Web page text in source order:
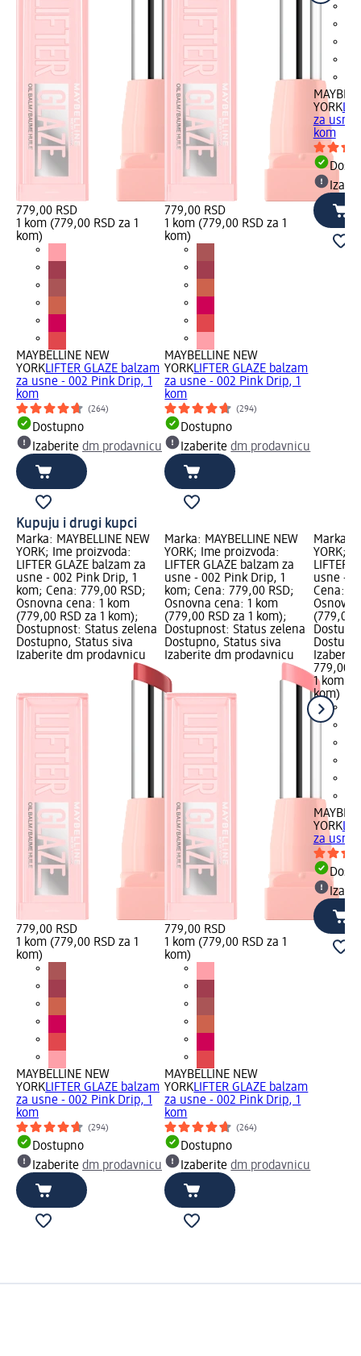
779,00 RSD
1 kom (779,00 RSD za 1
kom)
MAYBELLINE NEW
YORKLIFTER GLAZE balzam
za usne - 002 Pink Drip, 1
kom
(264)
Dostupno
Izaberite dm prodavnicu
779,00 RSD
1 kom (779,00 RSD za 1
kom)
MAYBELLINE NEW
YORKLIFTER GLAZE balzam
za usne - 002 Pink Drip, 1
kom
(294)
Dostupno
Izaberitedm prodavnicu
YORK
za usne
kom
Kupuju i drugi kupci
Marka: MAYBELLINE NEW
YORK; Ime proizvoda:
LIFTER GLAZE balzam za
usne - 002 Pink Drip, 1
kom; Cena: 779,00 RSD;
Osnovna cena: 1 kom
(779,00 RSD za 1 kom);
Dostupnost: Status zelena
Dostupno, Status siva
Izaberite dm prodavnicu
779,00 RSD
1 kom (779,00 RSD za 1
kom)
MAYBELLINE NEW
YORKLIFTER GLAZE balzam
za usne - 002 Pink Drip, 1
kom
(294)
Dostupno
Izaberite dm prodavnicu
Marka: MAYBELLINE NEW
YORK; Ime proizvoda:
LIFTER GLAZE balzam za
usne - 002 Pink Drip, 1
kom; Cena: 779,00 RSD;
Osnovna cena: 1 kom
(779,00 RSD za 1 kom);
Dostupnost: Status zelena
Dostupno, Status siva
Izaberite dm prodavnicu
779,00 RSD
1 kom (779,00 RSD za 1
kom)
MAYBELLINE NEW
YORKLIFTER GLAZE balzam
za usne - 002 Pink Drip, 1
kom
(264)
Dostupno
Izaberitedm prodavnicu
Marka:
YORK;
LIFTER
usne -
Cena:
(779,00
779,00
1 kom
kom)
YORK
za usne